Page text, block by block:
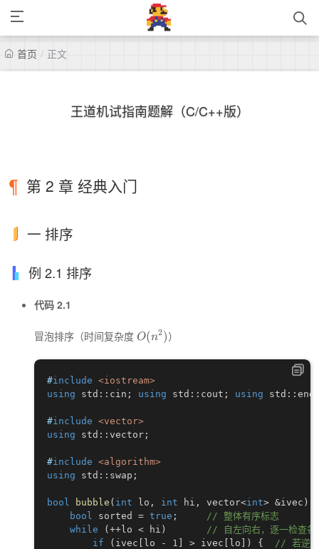
首页 / 正文
王道机试指南题解（C/C++版）
第 2 章 经典入门
一 排序
例 2.1 排序
代码 2.1
冒泡排序（时间复杂度 O
n
^
2
O(n2)）
#include <iostream>
using std :: cin ; using std :: cout ; using std ::
#include <vector>
using std :: vector ;
#include <algorithm>
using std :: swap ;
bool bubble ( int lo , int hi , vector<int> &ivec )
bool
sorted = true ;
// 整体有序标志
while
(++lo < hi )
// 自左向右，逐一检查各
if
( ivec [ lo - 1 ] > ivec [ lo ] ) {
// 若逆序